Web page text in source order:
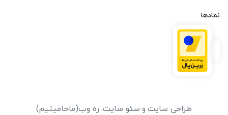
نمادها
طراحی سایت و سئو سایت: ره وب(ماحامیتیم)